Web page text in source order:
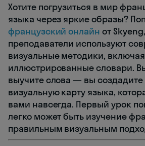
Хотите погрузиться в мир
языка через яркие образы?
французский онлайн от
преподаватели используют
визуальные методики,
иллюстрированные словари.
выучите слова — вы
визуальную карту языка,
вами навсегда. Первый урок
легко может быть изучение
правильным визуальным